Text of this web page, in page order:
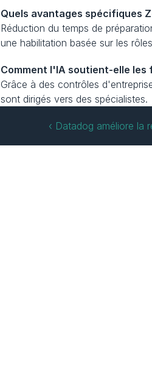
Quels avantages spécifiques
Réduction du temps de
une habilitation basée sur les
Comment l'IA soutient-elle
Grâce à des contrôles
sont dirigés vers des spécialistes.
‹ Datadog améliore la